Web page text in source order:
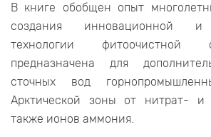
В книге обобщен опыт
создания инновационной и
технологии
предназначена для
сточных вод
Арктической зоны от нитрат- и
также ионов аммония.